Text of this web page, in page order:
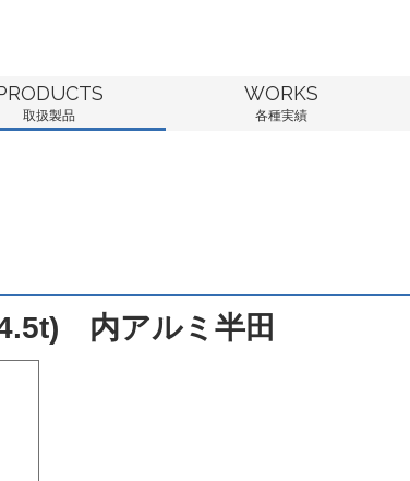
取扱製品
WORKS
各種実績
内アルミ半田